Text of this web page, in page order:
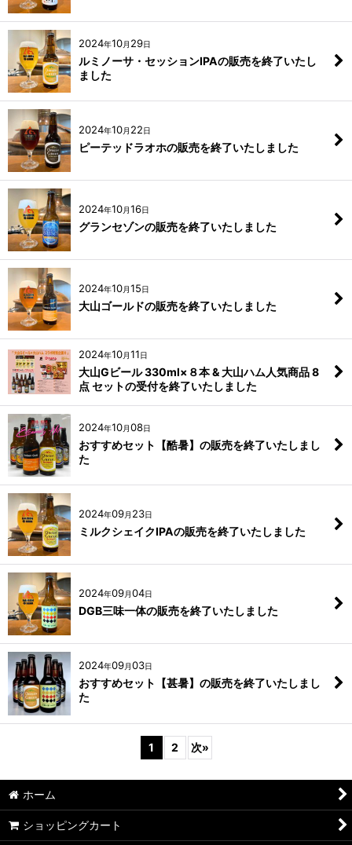
2024年10月 29日
ルミノーサ・セッションIPAの販売を終了いたし
ました
2024年10月 22日
ピーテッドラオホの販売を終了いたしました
2024年10月16日
グランセゾンの販売を終了いたしました
2024年10月15日
大山ゴールドの販売を終了いたしました
2024年10月11日
大山Gビール 330ml×８本 & 大山ハム人気商品 8
点 セットの受付を終了いたしました
2024年10月08日
おすすめセット【酷暑】の販売を終了いたしまし
た
2024年09月 23日
ミルクシェイクIPAの販売を終了いたしました
2024年09月04日
DGB三味一体の販売を終了いたしました
2024年09月03日
おすすめセット【甚暑】の販売を終了いたしまし
た
1 2 次»
ホーム
ショッピングカート